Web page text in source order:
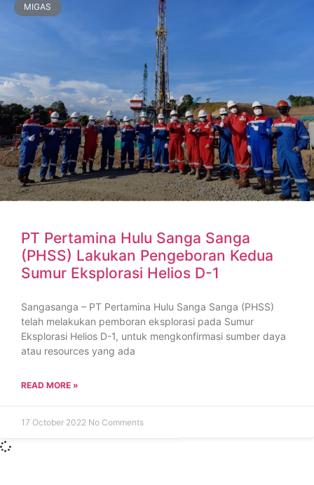
MIGAS
PT Pertamina Hulu Sanga Sanga
(PHSS) Lakukan Pengeboran Kedua
Sumur Eksplorasi Helios D-1
Sangasanga – PT Pertamina Hulu Sanga Sanga (PHSS)
telah melakukan pemboran eksplorasi pada Sumur
Eksplorasi Helios D-1, untuk mengkonfirmasi sumber daya
atau resources yang ada
READ MORE »
17 October 2022 No Comments